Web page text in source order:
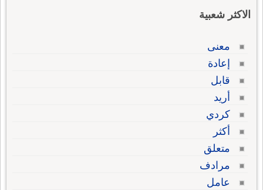
الاكثر شعبية
معنى
إعادة
قابل
أريد
كردي
أكثر
متعلق
مرادف
عامل